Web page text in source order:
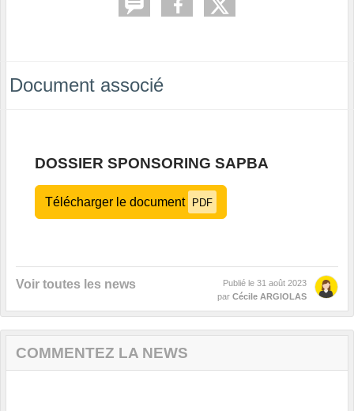
Document associé
DOSSIER SPONSORING SAPBA
Télécharger le document PDF
Voir toutes les news Publié le 31 août 2023
par Cécile ARGIOLAS
COMMENTEZ LA NEWS